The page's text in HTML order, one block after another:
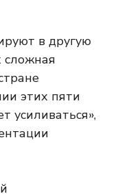
в другую
сложная
этих пяти
усиливаться»,